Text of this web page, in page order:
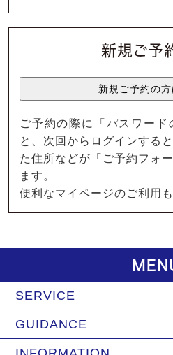
新規ご予
ご予約の際に「パスワード
と、次回からログインする
た住所などが「ご予約フォ
ます。
便利なマイページのご利用も
SERVICE
GUIDANCE